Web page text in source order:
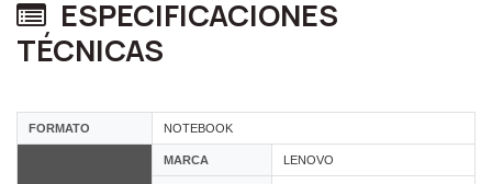
ESPECIFICACIONES
TÉCNICAS
FORMATO NOTEBOOK
MARCA LENOVO